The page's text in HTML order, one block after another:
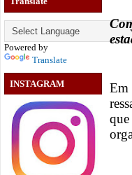
Powered by
Translate
INSTAGRAM
Em